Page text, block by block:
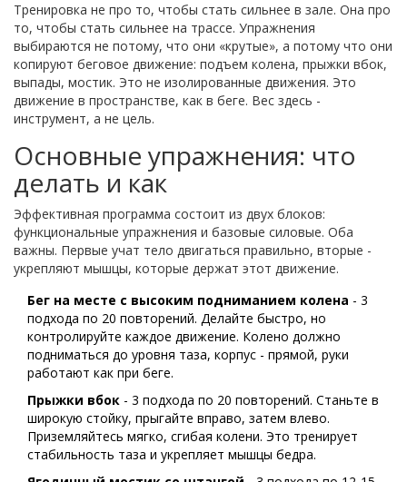
Тренировка не про то, чтобы стать сильнее в зале. Она про
то, чтобы стать сильнее на трассе. Упражнения
выбираются не потому, что они «крутые», а потому что они
копируют беговое движение: подъем колена, прыжки вбок,
выпады, мостик. Это не изолированные движения. Это
движение в пространстве, как в беге. Вес здесь -
инструмент, а не цель.
Основные упражнения: что
делать и как
Эффективная программа состоит из двух блоков:
функциональные упражнения и базовые силовые. Оба
важны. Первые учат тело двигаться правильно, вторые -
укрепляют мышцы, которые держат этот движение.
Бег на месте с высоким подниманием колена - 3
подхода по 20 повторений. Делайте быстро, но
контролируйте каждое движение. Колено должно
подниматься до уровня таза, корпус - прямой, руки
работают как при беге.
Прыжки вбок - 3 подхода по 20 повторений. Станьте в
широкую стойку, прыгайте вправо, затем влево.
Приземляйтесь мягко, сгибая колени. Это тренирует
стабильность таза и укрепляет мышцы бедра.